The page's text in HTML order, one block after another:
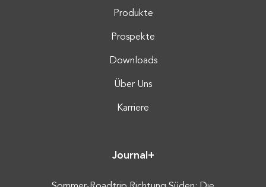
Produkte
Prospekte
Downloads
Über Uns
Karriere
Journal+